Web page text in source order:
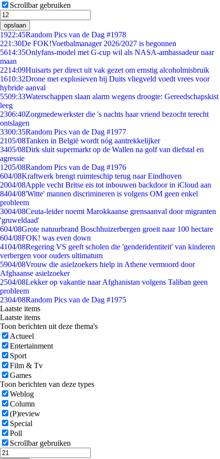
Scrollbar gebruiken
opslaan
1922:45Random Pics van de Dag #1978
221:30De FOK!Voetbalmanager 2026/2027 is begonnen
5614:35Onlyfans-model met G-cup wil als NASA-ambassadeur naar
maan
2214:09Huisarts per direct uit vak gezet om ernstig alcoholmisbruik
1610:32Drone met explosieven bij Duits vliegveld voedt vrees voor
hybride aanval
5509:33Waterschappen slaan alarm wegens droogte: Gereedschapskist
leeg
2306:40Zorgmedewerkster die 's nachts haar vriend bezocht terecht
ontslagen
3300:35Random Pics van de Dag #1977
2105/08Tanken in België wordt nóg aantrekkelijker
3405/08Dirk sluit supermarkt op de Wallen na golf van diefstal en
agressie
1205/08Random Pics van de Dag #1976
604/08Kraftwerk brengt ruimteschip terug naar Eindhoven
2004/08Apple vecht Britse eis tot inbouwen backdoor in iCloud aan
8404/08'Witte' mannen discrimineren is volgens OM geen enkel
probleem
3004/08Ceuta-leider noemt Marokkaanse grensaanval door migranten
'gruweldaad'
604/08Grote natuurbrand Boschhuizerbergen groeit naar 100 hectare
604/08FOK! was even down
4104/08Regering VS geeft scholen die 'genderidentiteit' van kinderen
verbergen voor ouders ultimatum
5904/08Vrouw die asielzoekers hielp in Athene vermoord door
Afghaanse asielzoeker
2504/08Lekker op vakantie naar Afghanistan volgens Taliban geen
probleem
2304/08Random Pics van de Dag #1975
Laatste items
Laatste items
Toon berichten uit deze thema's
Actueel
Entertainment
Sport
Film & Tv
Games
Toon berichten van deze types
Weblog
Column
(P)review
Special
Poll
Scrollbar gebruiken